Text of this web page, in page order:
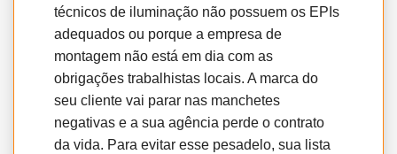
técnicos de iluminação não possuem os EPIs
adequados ou porque a empresa de
montagem não está em dia com as
obrigações trabalhistas locais. A marca do
seu cliente vai parar nas manchetes
negativas e a sua agência perde o contrato
da vida. Para evitar esse pesadelo, sua lista